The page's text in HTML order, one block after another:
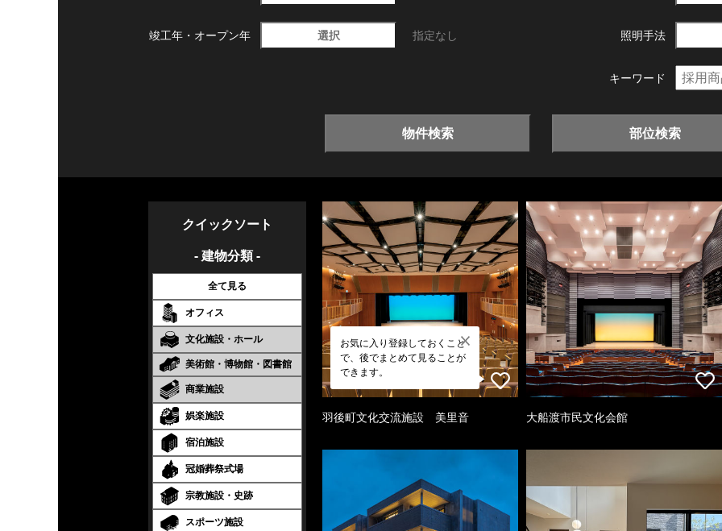
竣工年・ オープン年 選択 指定なし 照明手法
キーワード
物件検索 部位検索
クイックソート
- 建物分類 -
全て見る
オフィス
文化施設・ホール
美術館・博物館・図書館
商業施設
娯楽施設
宿泊施設
冠婚葬祭式場
宗教施設・史跡
スポーツ施設
お気に入り登録しておくこと
で、後でまとめて見ることが
できます。
羽後町文化交流施設 美里音 大船渡市民文化会館